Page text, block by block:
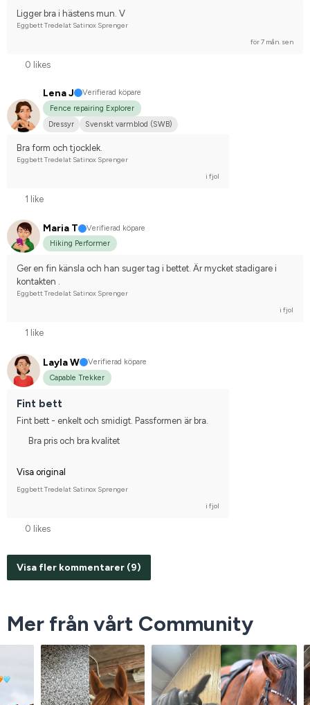
Ligger bra i hästens mun. V
Eggbett Tredelat Satinox Sprenger
för 7 mån. sen
0 likes
Lena J
Verifierad köpare
Fence repairing Explorer
Dressyr
Svenskt varmblod (SWB)
Bra form och tjocklek.
Eggbett Tredelat Satinox Sprenger
i fjol
1 like
Maria T
Verifierad köpare
Hiking Performer
Ger en fin känsla och han suger tag i bettet. Är mycket stadigare i
kontakten .
Eggbett Tredelat Satinox Sprenger
i fjol
1 like
Layla W
Verifierad köpare
Capable Trekker
Fint bett
Fint bett - enkelt och smidigt. Passformen är bra.
Bra pris och bra kvalitet
Visa original
Eggbett Tredelat Satinox Sprenger
i fjol
0 likes
Visa fler kommentarer (9)
Mer från vårt Community